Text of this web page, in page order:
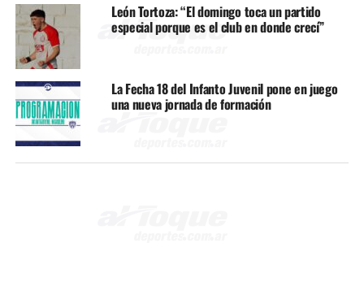
León Tortoza: “El domingo toca un partido
especial porque es el club en donde crecí”
La Fecha 18 del Infanto Juvenil pone en juego
una nueva jornada de formación